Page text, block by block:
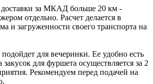
за МКАД больше 20 км -
отдельно. Расчет делается в
и загруженности своего транспорта на
для вечеринки. Ее удобно есть
закусок для фуршета осуществляется за 2
Рекомендуем перед подачей на